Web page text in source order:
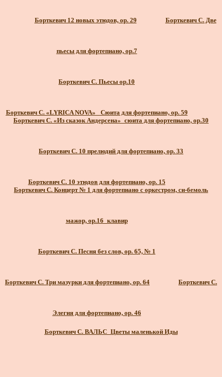
Борткевич 12 новых этюдов, ор. 29 Борткевич C. Две
пьесы для фортепиано, ор.7
Борткевич C. Пьесы ор.10
Борткевич С. «LYRICA NOVA» _Сюита для фортепиано, ор. 59
Борткевич С. «Из сказок Андерсена»_сюита для фортепиано, ор.30
Борткевич С. 10 прелюдий для фортепиано, ор. 33
Борткевич С. 10 этюдов для фортепиано, ор. 15
Борткевич С. Концерт № 1 для фортепиано с оркестром, си-бемоль
мажор, ор.16_клавир
Борткевич С. Песня без слов, ор. 65, № 1
Борткевич С. Три мазурки для фортепиано, ор. 64 Борткевич С.
Элегия для фортепиано, ор. 46
Борткевич С. ВАЛЬС_Цветы маленькой Иды